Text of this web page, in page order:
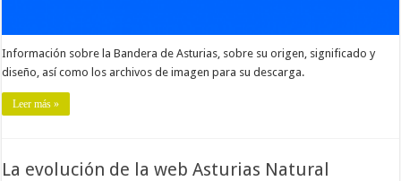
Información sobre la Bandera de Asturias, sobre su origen, significado y
diseño, así como los archivos de imagen para su descarga.
Leer más »
La evolución de la web Asturias Natural